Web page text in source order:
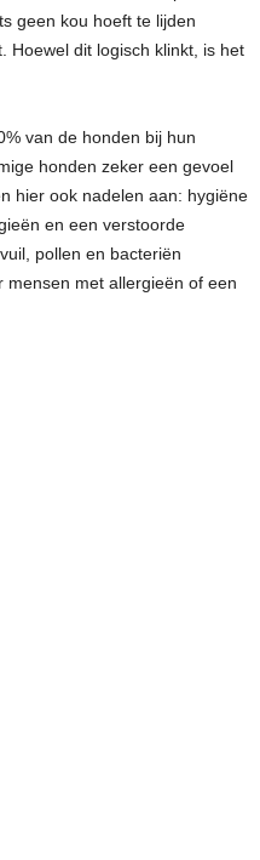
geen kou hoeft te lijden
Hoewel dit logisch klinkt, is het
van de honden bij hun
honden zeker een gevoel
hier ook nadelen aan: hygiëne
en een verstoorde
pollen en bacteriën
mensen met allergieën of een